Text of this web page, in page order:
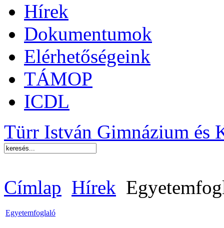
Hírek
Dokumentumok
Elérhetőségeink
TÁMOP
ICDL
Türr István Gimnázium és
Címlap Hírek
Egyetemfoglaló